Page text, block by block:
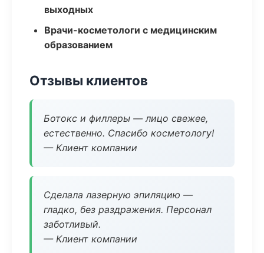
выходных
Врачи-косметологи с медицинским
образованием
Отзывы клиентов
Ботокс и филлеры — лицо свежее,
естественно. Спасибо косметологу!
— Клиент компании
Сделала лазерную эпиляцию —
гладко, без раздражения. Персонал
заботливый.
— Клиент компании